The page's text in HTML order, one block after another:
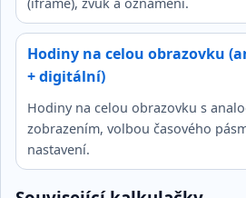
Hodiny na celou obrazovku
+ digitální)
Hodiny na celou obrazovku s
zobrazením, volbou časového
nastavení.